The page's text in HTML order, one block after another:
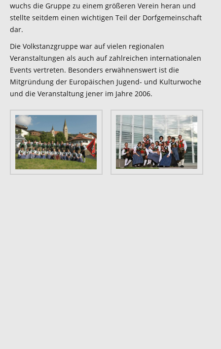
wuchs die Gruppe zu einem größeren Verein heran und
stellte seitdem einen wichtigen Teil der Dorfgemeinschaft
dar.
Die Volkstanzgruppe war auf vielen regionalen
Veranstaltungen als auch auf zahlreichen internationalen
Events vertreten. Besonders erwähnenswert ist die
Mitgründung der Europäischen Jugend- und Kulturwoche
und die Veranstaltung jener im Jahre 2006.